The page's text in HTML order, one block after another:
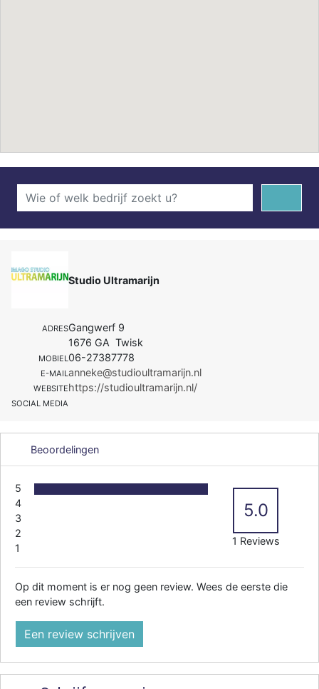
Studio Ultramarijn
ADRESGangwerf 9
1676 GA Twisk
MOBIEL06-27387778
E-MAILanneke@studioultramarijn.nl
WEBSITEhttps://studioultramarijn.nl/
SOCIAL MEDIA
Beoordelingen
5
4
3
2
1
5.0
1 Reviews
Op dit moment is er nog geen review. Wees de eerste die
een review schrijft.
Een review schrijven